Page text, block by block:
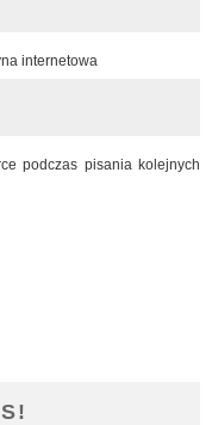
internetowa
podczas pisania kolejnych